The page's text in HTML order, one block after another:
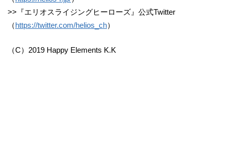
>>『エリオスライジングヒーローズ』公式Twitter
（https://twitter.com/helios_ch）
（C）2019 Happy Elements K.K